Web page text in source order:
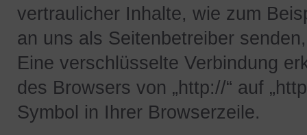
vertraulicher Inhalte, wie zum
an uns als Seitenbetreiber
Eine verschlüsselte Verbindung
des Browsers von „http://“ auf
Symbol in Ihrer Browserzeile.